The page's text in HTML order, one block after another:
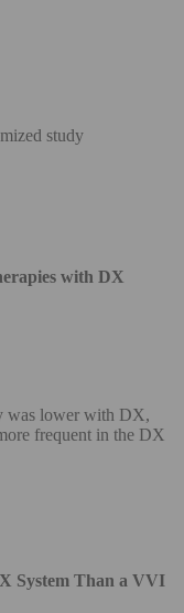
study
with DX
was lower with DX,
frequent in the DX
System Than a VVI